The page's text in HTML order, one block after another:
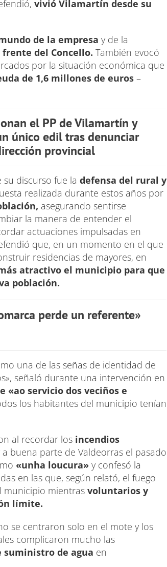
vivió Vilamartín desde su
de la empresa y de la
del Concello. También evocó
por la situación económica que
de 1,6 millones de euros –
el PP de Vilamartín y
único edil tras denunciar
provincial
discurso fue la defensa del rural y
realizada durante estos años por
asegurando sentirse
la manera de entender el
actuaciones impulsadas en
que, en un momento en el que
residencias de mayores, en
atractivo el municipio para que
población.
perde un referente»
una de las señas de identidad de
señaló durante una intervención en
«ao servicio dos veciños e
los habitantes del municipio tenían
al recordar los incendios
buena parte de Valdeorras el pasado
«unha loucura» y confesó la
en las que, según relató, el fuego
municipio mientras voluntarios y
límite.
se centraron solo en el mote y los
complicaron mucho las
suministro de agua en